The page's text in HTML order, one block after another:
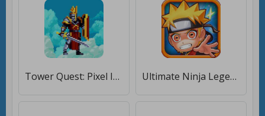
Tower Quest: Pixel Idle RPG [Бесплатные покупки] Ultimate Ninja Legend Super [Бесплатные покупки]